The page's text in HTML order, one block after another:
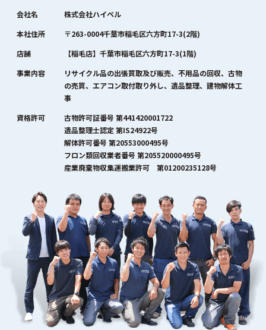
会社名
株式会社ハイペル
本社住所
〒263-0004千葉市稲毛区六方町17-3(2階)
店舗
【稲毛店】千葉市稲毛区六方町17-3(1階)
事業内容
リサイクル品の出張買取及び販売、不用品の回収、古物
の売買、エアコン取付取り外し、遺品整理、建物解体工
事
資格許可
古物許可証番号 第441420001722
遺品整理士認定 第IS24922号
解体許可番号 第20553000495号
フロン類回収業者番号 第205520000495号
産業廃棄物収集運搬業許可 第01200235128号